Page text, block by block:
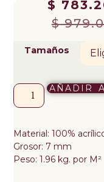
$
$
Tamaños
AÑADIR
Material: 100%
Grosor: 7 mm
Peso: 1.96 kg. por M²